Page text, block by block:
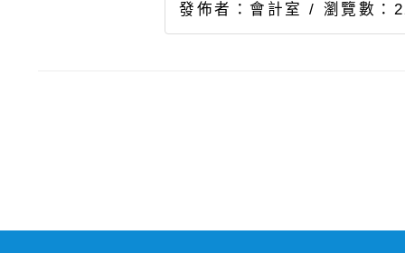
發佈者：會計室 / 瀏覽數：